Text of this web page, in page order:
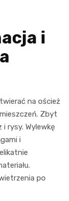
i
na oścież
Zbyt
rysy. Wylewkę
i
po